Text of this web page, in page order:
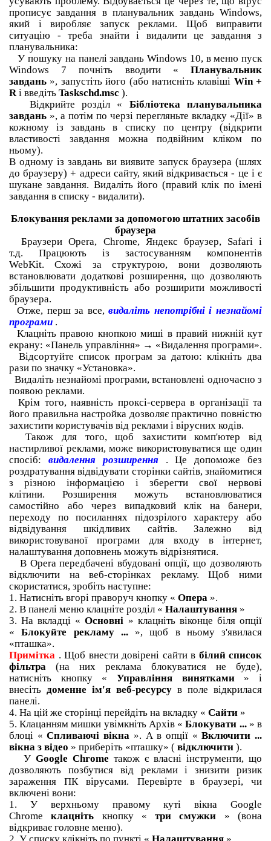
прописує завдання в планувальник завдань Windows,
який і виробляє запуск реклами. Щоб виправити
ситуацію - треба знайти і видалити це завдання з
планувальника:
У пошуку на панелі завдань Windows 10, в меню пуск
Windows 7 почніть вводити « Планувальник
завдань », запустіть його (або натисніть клавіші Win +
R і введіть Taskschd.msc ).
Відкрийте розділ « Бібліотека планувальника
завдань », а потім по черзі перегляньте вкладку «Дії» в
кожному із завдань в списку по центру (відкрити
властивості завдання можна подвійним кліком по
ньому).
В одному із завдань ви виявите запуск браузера (шлях
до браузеру) + адреси сайту, який відкривається - це і є
шукане завдання. Видаліть його (правий клік по імені
завдання в списку - видалити).
Блокування реклами за допомогою штатних засобів
браузера
Браузери Opera, Chrome, Яндекс браузер, Safari і
т.д. Працюють із застосуванням компонентів
WebKit.Схожі за структурою, вони дозволяють
встановлювати додаткові розширення, що дозволяють
збільшити продуктивність або розширити можливості
браузера.
Отже, перш за все,видаліть непотрібні і незнайомі
програми .
Клацніть правою кнопкою миші в правий нижній кут
екрану: «Панель управління» → «Видалення програми».
Відсортуйте список програм за датою: клікніть два
рази по значку «Установка».
Видаліть незнайомі програми, встановлені одночасно з
появою реклами.
Крім того, наявність проксі-сервера в організації та
його правильна настройка дозволяє практично повністю
захистити користувачів від реклами і вірусних кодів.
Також для того, щоб захистити комп'ютер від
настирливої реклами, може використовуватися ще один
спосіб: видалення розширення .Це допоможе без
роздратування відвідувати сторінки сайтів, знайомитися
з різною інформацією і зберегти свої нервові
клітини. Розширення можуть встановлюватися
самостійно або через випадковий клік на банери,
переходу по посиланнях підозрілого характеру або
відвідування шкідливих сайтів.Залежно від
використовуваної програми для входу в інтернет,
налаштування доповнень можуть відрізнятися.
В Operaпередбачені вбудовані опції, що дозволяють
відключити на веб-сторінках рекламу.Щоб ними
скористатися, зробіть наступне:
1. Натисніть вгорі праворуч кнопку « Опера ».
2. В панелі меню клацніте розділ « Налаштування »
3. На вкладці «Основні » клацніть віконце біля опції
«Блокуйте рекламу ... », щоб в ньому з'явилася
«пташка».
Примітка . Щоб внести довірені сайти в білий список
фільтра (на них реклама блокуватися не буде),
натисніть кнопку « Управління винятками » і
внесіть доменне ім'я веб-ресурсу в поле відкрилася
панелі.
4. На цій же сторінці перейдіть на вкладку « Сайти »
5. Клацанням мишки увімкніть Архів «Блокувати ... » в
блоці «Спливаючі вікна ». А в опції «Включити ...
вікна з відео » приберіть «пташку» ( відключити ).
У Google Chrome також є власні інструменти, що
дозволяють позбутися від реклами і знизити ризик
зараження ПК вірусами. Перевірте в браузері, чи
включені вони:
1. У верхньому правому куті вікна Google
Chromeклацніть кнопку «три смужки » (вона
відкриває головне меню).